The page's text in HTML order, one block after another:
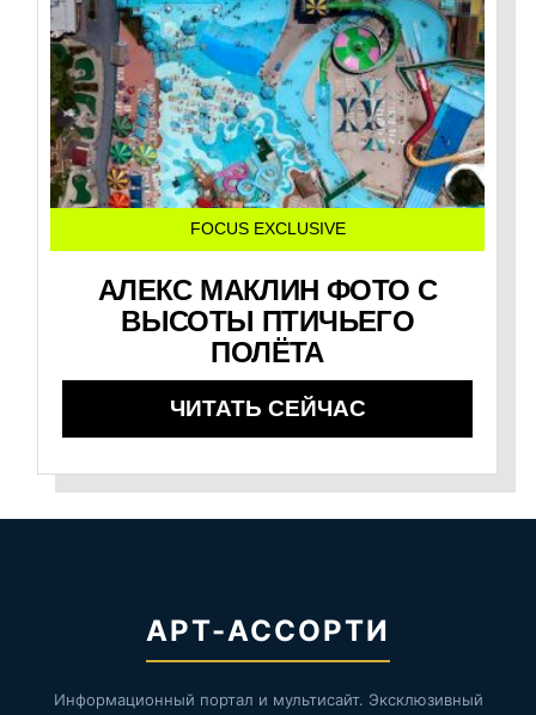
FOCUS EXCLUSIVE
АЛЕКС МАКЛИН ФОТО С
ВЫСОТЫ ПТИЧЬЕГО
ПОЛЁТА
ЧИТАТЬ СЕЙЧАС
АРТ-АССОРТИ
Информационный портал и мультисайт. Эксклюзивный